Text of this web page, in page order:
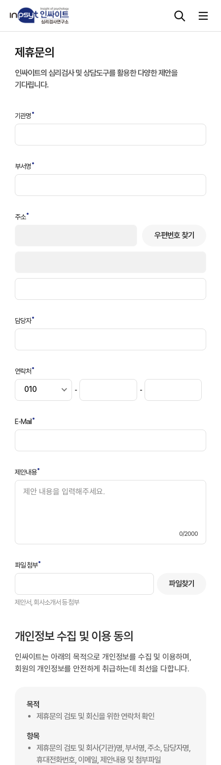
심리검사
교육 워크숍
단체검사
제휴문의
인싸이트의 심리검사 및 상담도구를 활용한 다양한 제안을
기다립니다.
기관명
부서명
주소
우편번호 찾기
담당자
연락처
010 - -
E-Mail
제안내용
0/2000
파일 첨부
파일찾기
제안서, 회사소개서 등 첨부
개인정보 수집 및 이용 동의
인싸이트는 아래의 목적으로 개인정보를 수집 및 이용하며,
회원의 개인정보를 안전하게 취급하는데 최선을 다합니다.
목적
제휴문의 검토 및 회신을 위한 연락처 확인
항목
제휴문의 검토 및 회사(기관)명, 부서명, 주소, 담당자명,
휴대전화번호, 이메일, 제안내용 및 첨부파일